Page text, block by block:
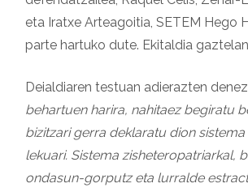
eta Iratxe Arteagoitia, SETEM Hego
parte hartuko dute. Ekitaldia
Deialdiaren testuan adierazten
behartuen harira, nahitaez begiratu
bizitzari gerra deklaratu dion
lekuari. Sistema zisheteropatriarkal,
ondasun-gorputz eta lurralde